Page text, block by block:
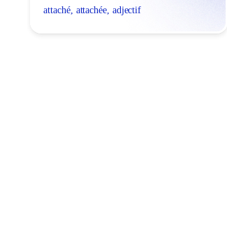
attaché, attachée, adjectif